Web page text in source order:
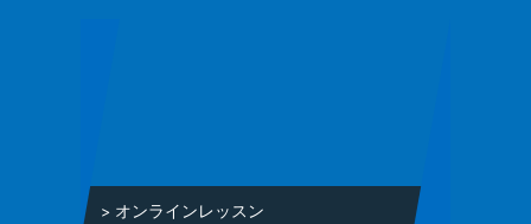
オンラインレッスン